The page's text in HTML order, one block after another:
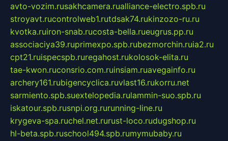
avto-vozim.rusakhcamera.rualliance-electro.spb.ru
stroyavt.rucontrolweb1.rutdsak74.rukinzozo-ru.ru
kvotka.ruiron-snab.rucosta-bella.rueugrus.pp.ru
associaciya39.ruprimexpo.spb.rubezmorchin.ruia2.ru
cpt21.ruispecspb.ruregahost.rukolosok-elita.ru
tae-kwon.ruconsrio.com.ruinsiam.ruavegainfo.ru
archery161.rubigencyclica.ruvlast16.rukorru.net
sarmiento.spb.suextelopedia.rulammin-suo.spb.ru
iskatour.spb.rusnpi.org.rurunning-line.ru
krygeva-spa.ruchel.net.rurust-loco.rudugshop.ru
hl-beta.spb.ruschool494.spb.rumymubaby.ru